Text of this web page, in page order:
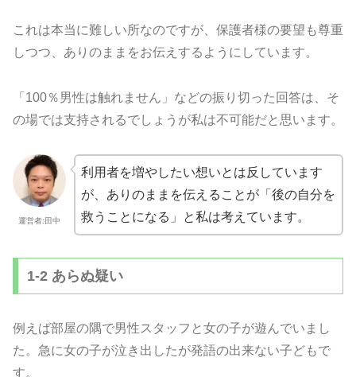
これは本当に難しい所なのですが、保護者様の要望も尊重
しつつ、ありのままをお伝えするようにしています。
「100％男性は触れません」などの振り切った回答は、そ
の場では支持されるでしょうが私は不可能だと思います。
運営者:田中
利用者を増やしたい想いとは反しています
が、ありのままを伝えることが「後の自分を
救うことになる」と私は考えています。
1-2 あらぬ疑い
例えば部屋の隅で男性スタッフと女の子が遊んでいまし
た。急に女の子が泣き出したが発語の出来ない子どもで
す。